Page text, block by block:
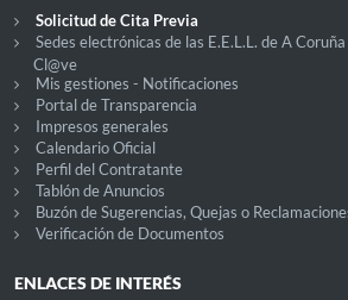
Solicitud de Cita Previa
Sedes electrónicas de las E.E.L.L. de A
Cl@ve
Mis gestiones - Notificaciones
Portal de Transparencia
Impresos generales
Calendario Oficial
Perfil del Contratante
Tablón de Anuncios
Buzón de Sugerencias, Quejas o
Verificación de Documentos
ENLACES DE INTERÉS